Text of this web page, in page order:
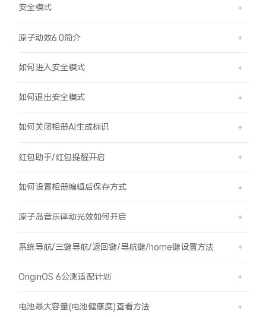
安全模式
原子动效6.0简介
如何进入安全模式
如何退出安全模式
如何关闭相册AI生成标识
红包助手/红包提醒开启
如何设置相册编辑后保存方式
原子岛音乐律动光效如何开启
系统导航/三键导航/返回键/导航键/home键设置方法
OriginOS 6公测适配计划
电池最大容量(电池健康度)查看方法